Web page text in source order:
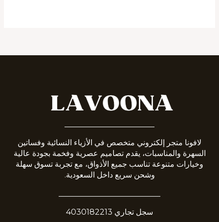
لافونا متجر إلكتروني متخصص في الأزياء النسائية وفساتين
السهرة والمناسبات، يقدم تصاميم عصرية وفخمة بجودة عالية
وخيارات متنوعة تناسب جميع الأذواق، مع تجربة تسوق سهلة
وشحن سريع داخل السعودية.
سجل تجاري 4030182213